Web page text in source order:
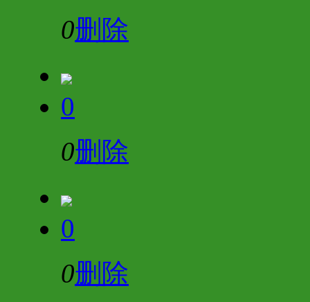
0删除
0
0删除
0
0删除